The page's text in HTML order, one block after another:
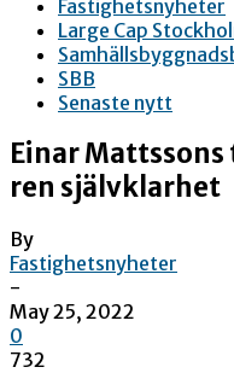
Fastighetsnyheter
Large Cap
SBB
Senaste nytt
Einar
ren självklarhet
By
Fastighetsnyheter
-
May 25, 2022
0
732